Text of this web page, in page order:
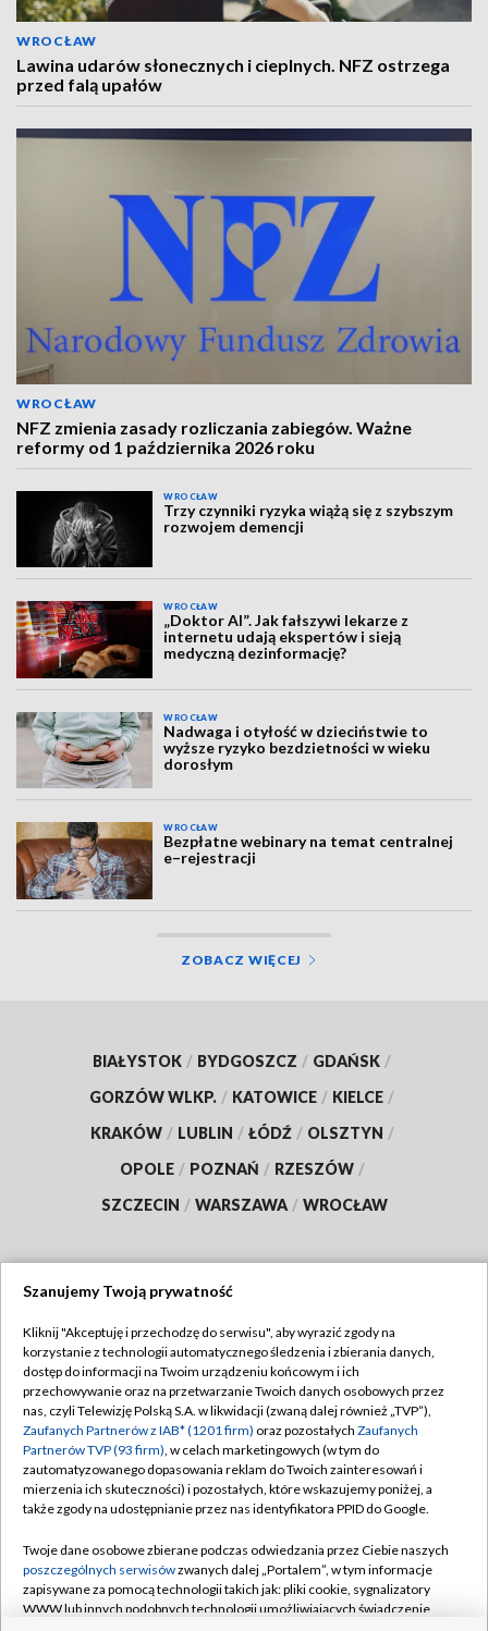
WROCŁAW
Lawina udarów słonecznych i cieplnych. NFZ ostrzega
przed falą upałów
WROCŁAW
NFZ zmienia zasady rozliczania zabiegów. Ważne
reformy od 1 października 2026 roku
WROCŁAW
Trzy czynniki ryzyka wiążą się z szybszym
rozwojem demencji
WROCŁAW
„Doktor AI”. Jak fałszywi lekarze z
internetu udają ekspertów i sieją
medyczną dezinformację?
WROCŁAW
Nadwaga i otyłość w dzieciństwie to
wyższe ryzyko bezdzietności w wieku
dorosłym
WROCŁAW
Bezpłatne webinary na temat centralnej
e–rejestracji
ZOBACZ WIĘCEJ
BIAŁYSTOK / BYDGOSZCZ / GDAŃSK /
GORZÓW WLKP. / KATOWICE / KIELCE /
KRAKÓW / LUBLIN / ŁÓDŹ / OLSZTYN /
OPOLE / POZNAŃ / RZESZÓW /
SZCZECIN / WARSZAWA / WROCŁAW
TVP
Abonament TVP
Emisja w TVP
Centrum informacji TVP
Naziemna Telewizja Cyfrowa
Rada Programowa
System NOS
Regulamin TVP
Polityka prywatności
Moje zgody
Pomoc
Kontakt
Szanujemy Twoją prywatność
Kliknij "Akceptuję i przechodzę do serwisu", aby wyrazić zgody na
korzystanie z technologii automatycznego śledzenia i zbierania danych,
dostęp do informacji na Twoim urządzeniu końcowym i ich
przechowywanie oraz na przetwarzanie Twoich danych osobowych przez
nas, czyli Telewizję Polską S.A. w likwidacji (zwaną dalej również „TVP”),
Zaufanych Partnerów z IAB* (1201 firm) oraz pozostałych Zaufanych
Partnerów TVP (93 firm), w celach marketingowych (w tym do
zautomatyzowanego dopasowania reklam do Twoich zainteresowań i
mierzenia ich skuteczności) i pozostałych, które wskazujemy poniżej, a
także zgody na udostępnianie przez nas identyfikatora PPID do Google.
Twoje dane osobowe zbierane podczas odwiedzania przez Ciebie naszych
poszczególnych serwisówzwanych dalej „Portalem”, w tym informacje
zapisywane za pomocą technologii takich jak: pliki cookie, sygnalizatory
WWW lub innych podobnych technologii umożliwiających świadczenie